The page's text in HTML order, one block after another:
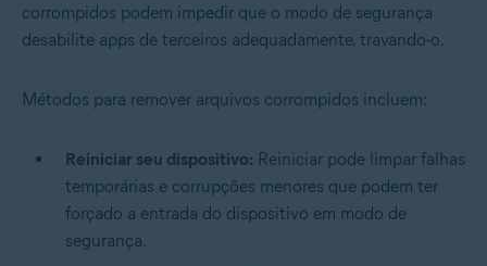
corrompidos podem impedir que o modo de segurança
desabilite apps de terceiros adequadamente, travando-o.
Métodos para remover arquivos corrompidos incluem:
Reiniciar seu dispositivo: Reiniciar pode limpar falhas
temporárias e corrupções menores que podem ter
forçado a entrada do dispositivo em modo de
segurança.